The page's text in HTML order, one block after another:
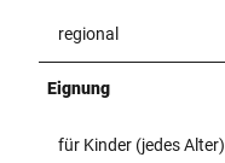
regional
Eignung
für Kinder (jedes Alter)